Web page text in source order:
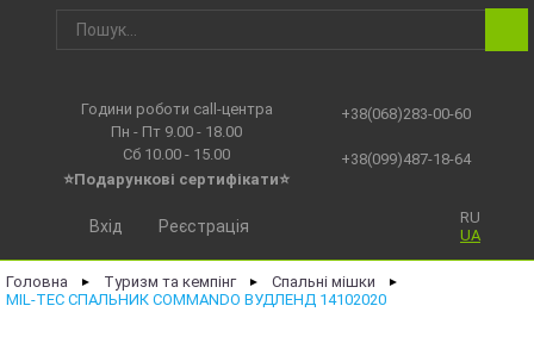
Години роботи call-центра
Пн - Пт 9.00 - 18.00
Сб 10.00 - 15.00
⭐Подарункові сертифікати⭐
+38(068)283-00-60
+38(099)487-18-64
RU
UA
Вхід Реєстрація
Головна ► Туризм та кемпінг ► Спальні мішки ►
MIL-TEC СПАЛЬНИК COMMANDO ВУДЛЕНД 14102020